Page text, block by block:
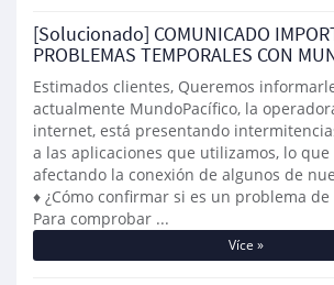
[Solucionado] COMUNICADO
PROBLEMAS TEMPORALES CON
Estimados clientes, Queremos
actualmente MundoPacífico, la
internet, está presentando
a las aplicaciones que utilizamos, lo
afectando la conexión de algunos de
♦ ¿Cómo confirmar si es un problema
Para comprobar ...
Více »